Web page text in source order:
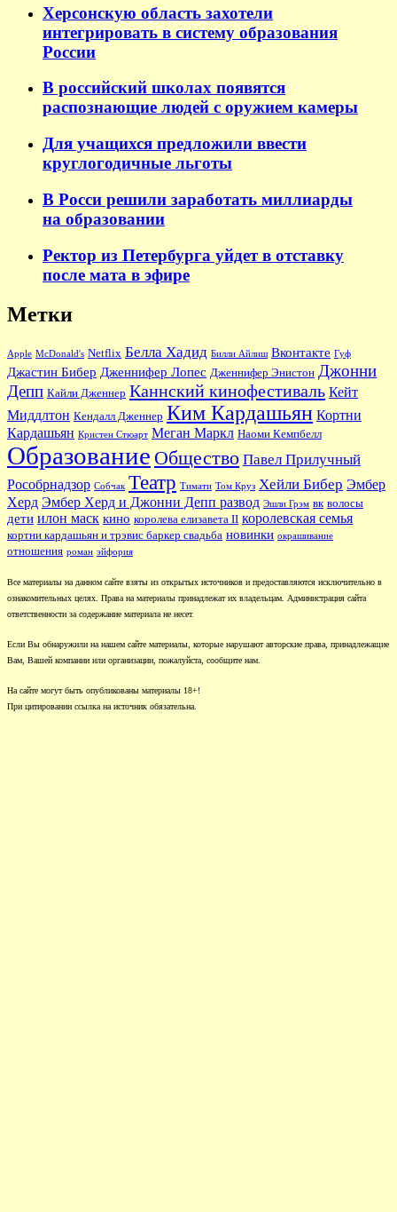
Херсонскую область захотели
интегрировать в систему образования
России
В российский школах появятся
распознающие людей с оружием камеры
Для учащихся предложили ввести
круглогодичные льготы
В Росси решили заработать миллиарды
на образовании
Ректор из Петербурга уйдет в отставку
после мата в эфире
Метки
Apple McDonald's Netflix Белла Хадид Билли Айлиш Вконтакте Гуф
Джастин Бибер Дженнифер Лопес Дженнифер Энистон Джонни
Депп Кайли Дженнер Каннский кинофестиваль Кейт
Миддлтон Кендалл Дженнер Ким Кардашьян Кортни
Кардашьян Кристен Стюарт Меган Маркл Наоми Кемпбелл
Образование Общество Павел Прилучный
Рособрнадзор Собчак Театр Тимати Том Круз Хейли Бибер Эмбер
Херд Эмбер Херд и Джонни Депп развод Эшли Грэм вк волосы
дети илон маск кино королева елизавета II королевская семья
кортни кардашьян и трэвис баркер свадьба новинки окрашивание
отношения роман эйфория
Все материалы на данном сайте взяты из открытых источников и предоставляются исключительно в
ознакомительных целях. Права на материалы принадлежат их владельцам. Администрация сайта
ответственности за содержание материала не несет.
Если Вы обнаружили на нашем сайте материалы, которые нарушают авторские права, принадлежащие
Вам, Вашей компании или организации, пожалуйста, сообщите нам.
На сайте могут быть опубликованы материалы 18+!
При цитировании ссылка на источник обязательна.